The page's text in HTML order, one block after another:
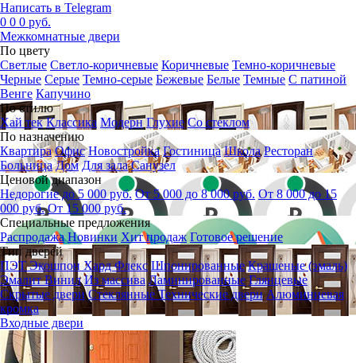
Написать в Telegram
0 0 0 руб.
Межкомнатные двери
По цвету
Светлые Светло-коричневые Коричневые Темно-коричневые
Черные Серые Темно-серые Бежевые Белые Темные С патиной
Венге Капучино
По стилю
Хай тек Классика Модерн Глухие Со стеклом
По назначению
Квартира Офис Новостройка Гостиница Школа Ресторан
Больница Дом Для зала Санузел
Ценовой диапазон
Недорогие до 5 000 руб. От 5 000 до 8 000 руб. От 8 000 до 15
000 руб. От 15 000 руб.
Специальные предложения
Распродажа Новинки Хит продаж Готовое решение
Тип дверей
ПЭТЭкошпон Хард Флекс Шпонированные Крашеные (эмаль)
ЭмалитВинил Из массива Ламинированные Глянцевые
Скрытые двери СтеклянныеТехнические двери Алюминиевая
кромка
Входные двери